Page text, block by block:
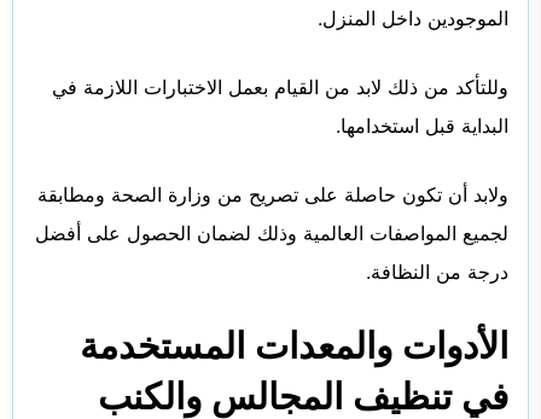
الموجودين داخل المنزل.
وللتأكد من ذلك لابد من القيام بعمل الاختبارات اللازمة في
البداية قبل استخدامها.
ولابد أن تكون حاصلة على تصريح من وزارة الصحة ومطابقة
لجميع المواصفات العالمية وذلك لضمان الحصول على أفضل
درجة من النظافة.
الأدوات والمعدات المستخدمة
في تنظيف المجالس والكنب